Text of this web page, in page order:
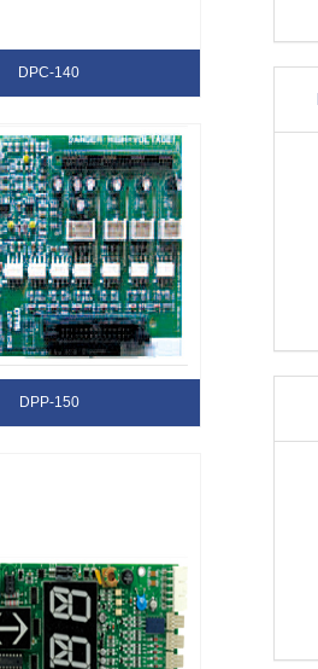
DPC-140
DPP-150